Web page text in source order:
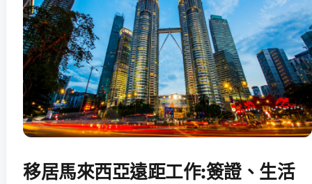
移居馬來西亞遠距工作:簽證、生活